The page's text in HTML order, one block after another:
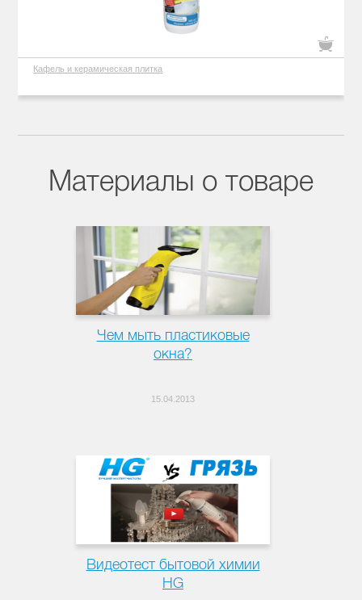
Кафель и керамическая плитка
Материалы о товаре
Чем мыть пластиковые
окна?
15.04.2013
Видеотест бытовой химии
HG